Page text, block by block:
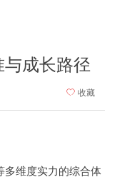
成长路径
多维度实力的综合体
ꄀ 收藏